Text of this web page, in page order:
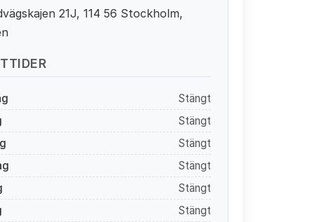
21J, 114 56 Stockholm,
Stängt
Stängt
Stängt
Stängt
Stängt
Stängt